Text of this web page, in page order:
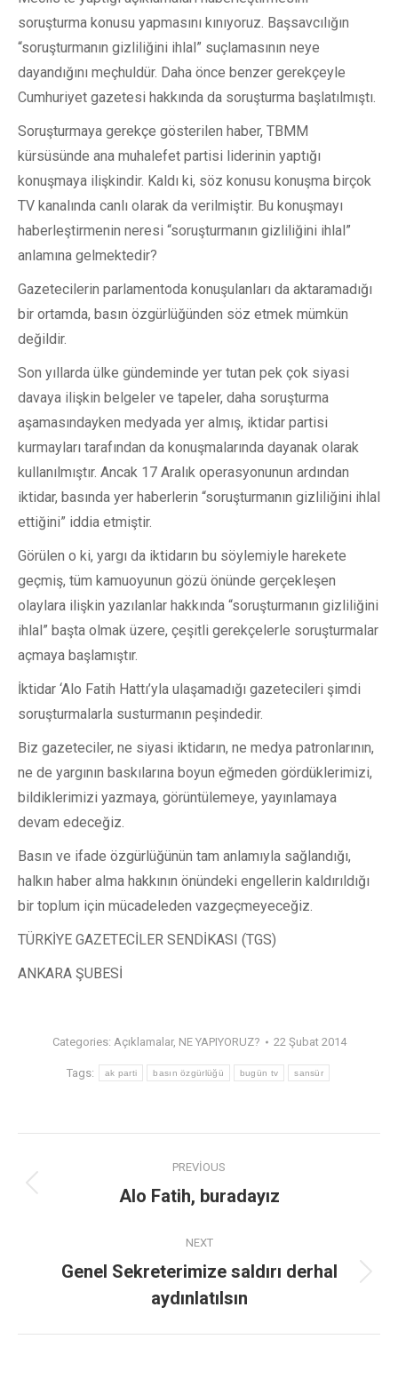
soruşturma konusu yapmasını kınıyoruz. Başsavcılığın
“soruşturmanın gizliliğini ihlal” suçlamasının neye
dayandığını meçhuldür. Daha önce benzer gerekçeyle
Cumhuriyet gazetesi hakkında da soruşturma başlatılmıştı.
Soruşturmaya gerekçe gösterilen haber, TBMM
kürsüsünde ana muhalefet partisi liderinin yaptığı
konuşmaya ilişkindir. Kaldı ki, söz konusu konuşma birçok
TV kanalında canlı olarak da verilmiştir. Bu konuşmayı
haberleştirmenin neresi “soruşturmanın gizliliğini ihlal”
anlamına gelmektedir?
Gazetecilerin parlamentoda konuşulanları da aktaramadığı
bir ortamda, basın özgürlüğünden söz etmek mümkün
değildir.
Son yıllarda ülke gündeminde yer tutan pek çok siyasi
davaya ilişkin belgeler ve tapeler, daha soruşturma
aşamasındayken medyada yer almış, iktidar partisi
kurmayları tarafından da konuşmalarında dayanak olarak
kullanılmıştır. Ancak 17 Aralık operasyonunun ardından
iktidar, basında yer haberlerin “soruşturmanın gizliliğini ihlal
ettiğini” iddia etmiştir.
Görülen o ki, yargı da iktidarın bu söylemiyle harekete
geçmiş, tüm kamuoyunun gözü önünde gerçekleşen
olaylara ilişkin yazılanlar hakkında “soruşturmanın gizliliğini
ihlal” başta olmak üzere, çeşitli gerekçelerle soruşturmalar
açmaya başlamıştır.
İktidar ‘Alo Fatih Hattı’yla ulaşamadığı gazetecileri şimdi
soruşturmalarla susturmanın peşindedir.
Biz gazeteciler, ne siyasi iktidarın, ne medya patronlarının,
ne de yargının baskılarına boyun eğmeden gördüklerimizi,
bildiklerimizi yazmaya, görüntülemeye, yayınlamaya
devam edeceğiz.
Basın ve ifade özgürlüğünün tam anlamıyla sağlandığı,
halkın haber alma hakkının önündeki engellerin kaldırıldığı
bir toplum için mücadeleden vazgeçmeyeceğiz.
TÜRKİYE GAZETECİLER SENDİKASI (TGS)
ANKARA ŞUBESİ
Categories: Açıklamalar, NE YAPIYORUZ? 22 Şubat 2014
Tags: ak parti basın özgürlüğü bugün tv sansür
PREVIOUS
Alo Fatih, buradayız
NEXT
Genel Sekreterimize saldırı derhal
aydınlatılsın